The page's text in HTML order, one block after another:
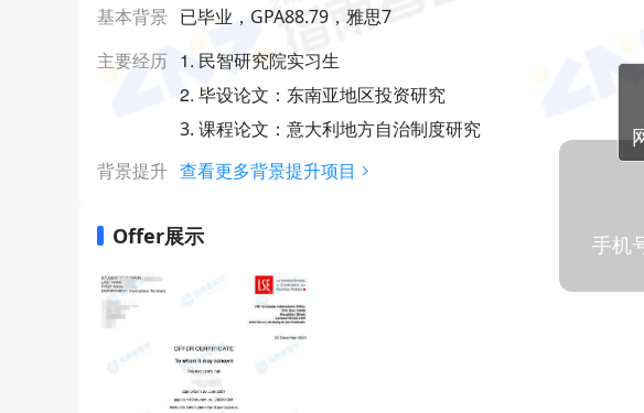
基本背景 已毕业，GPA88.79，雅思7
主要经历 1. 民智研究院实习生
2. 毕设论文：东南亚地区投资研究
3. 课程论文：意大利地方自治制度研究
背景提升 查看更多背景提升项目
Offer展示 手机